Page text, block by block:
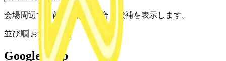
会場周辺で、前後の流れに合う候補を表示します。
並び順
Google Map